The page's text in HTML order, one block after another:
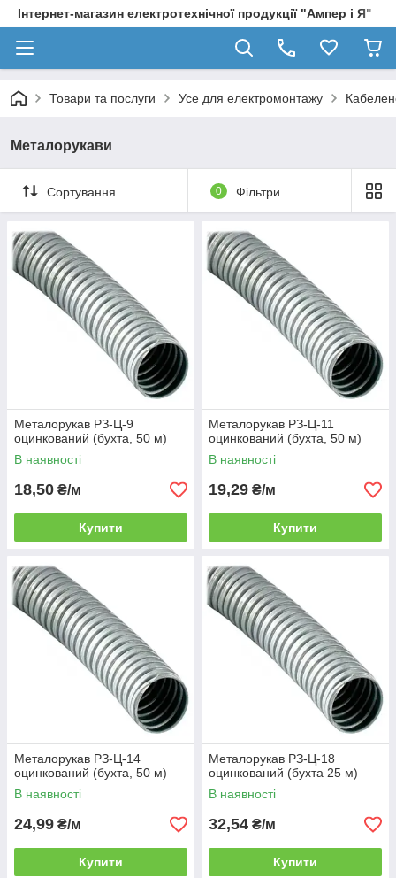
Інтернет-магазин електротехнічної продукції "Ампер і Я"
Товари та послуги Усе для електромонтажу
Металорукави
Сортування 0 Фільтри
Металорукав РЗ-Ц-9
оцинкований (бухта, 50 м)
В наявності
18,50 ₴/м
Купити
Металорукав РЗ-Ц-11
оцинкований (бухта, 50 м)
В наявності
19,29 ₴/м
Купити
Металорукав РЗ-Ц-14
оцинкований (бухта, 50 м)
В наявності
24,99 ₴/м
Купити
Металорукав РЗ-Ц-18
оцинкований (бухта 25 м)
В наявності
32,54 ₴/м
Купити